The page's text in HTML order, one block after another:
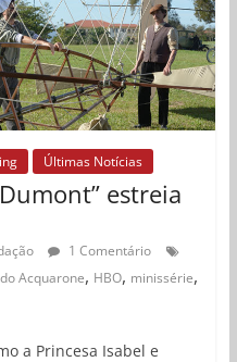
Últimas Notícias
estreia
1 Comentário
Acquarone, HBO, minissérie,
a Princesa Isabel e